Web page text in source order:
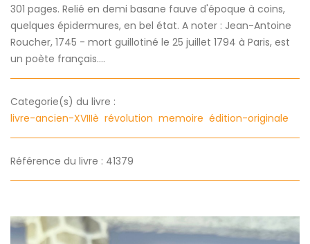
301 pages. Relié en demi basane fauve d'époque à coins,
quelques épidermures, en bel état. A noter : Jean-Antoine
Roucher, 1745 - mort guillotiné le 25 juillet 1794 à Paris, est
un poète français....
Categorie(s) du livre :
livre-ancien-XVIIIè révolution memoire édition-originale
Référence du livre : 41379